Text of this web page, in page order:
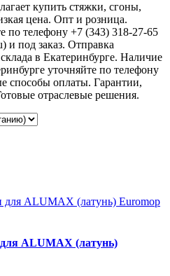
купить cтяжки, сгоны,
цена. Опт и розница.
по телефону +7 (343) 318-27-65
и под заказ. Отправка
в Екатеринбурге. Наличие
уточняйте по телефону
способы оплаты. Гарантии,
отраслевые решения.
ALUMAX (латунь)